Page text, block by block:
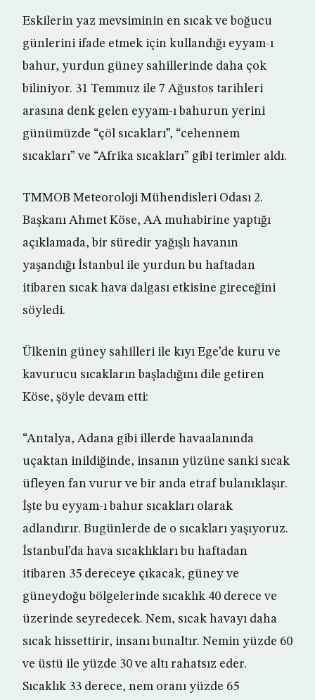
Eskilerin yaz mevsiminin en sıcak ve boğucu
günlerini ifade etmek için kullandığı eyyam-ı
bahur, yurdun güney sahillerinde daha çok
biliniyor. 31 Temmuz ile 7 Ağustos tarihleri
arasına denk gelen eyyam-ı bahurun yerini
günümüzde “çöl sıcakları”, “cehennem
sıcakları” ve “Afrika sıcakları” gibi terimler aldı.
TMMOB Meteoroloji Mühendisleri Odası 2.
Başkanı Ahmet Köse, AA muhabirine yaptığı
açıklamada, bir süredir yağışlı havanın
yaşandığı İstanbul ile yurdun bu haftadan
itibaren sıcak hava dalgası etkisine gireceğini
söyledi.
Ülkenin güney sahilleri ile kıyı Ege’de kuru ve
kavurucu sıcakların başladığını dile getiren
Köse, şöyle devam etti:
“Antalya, Adana gibi illerde havaalanında
uçaktan inildiğinde, insanın yüzüne sanki sıcak
üfleyen fan vurur ve bir anda etraf bulanıklaşır.
İşte bu eyyam-ı bahur sıcakları olarak
adlandırır. Bugünlerde de o sıcakları yaşıyoruz.
İstanbul’da hava sıcaklıkları bu haftadan
itibaren 35 dereceye çıkacak, güney ve
güneydoğu bölgelerinde sıcaklık 40 derece ve
üzerinde seyredecek. Nem, sıcak havayı daha
sıcak hissettirir, insanı bunaltır. Nemin yüzde 60
ve üstü ile yüzde 30 ve altı rahatsız eder.
Sıcaklık 33 derece, nem oranı yüzde 65